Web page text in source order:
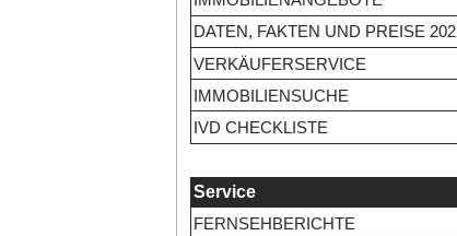
DATEN, FAKTEN UND PREISE
VERKÄUFERSERVICE
IMMOBILIENSUCHE
IVD CHECKLISTE
Service
FERNSEHBERICHTE